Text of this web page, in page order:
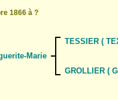
1866 à ?
Marie
TESSIER (
GROLLIER (